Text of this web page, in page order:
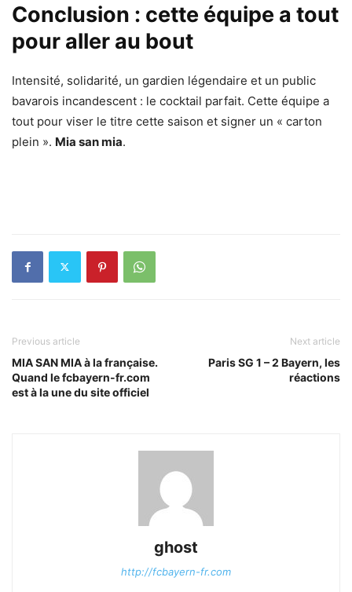
Conclusion : cette équipe a tout
pour aller au bout
Intensité, solidarité, un gardien légendaire et un public
bavarois incandescent : le cocktail parfait. Cette équipe a
tout pour viser le titre cette saison et signer un « carton
plein ». Mia san mia.
Previous article
MIA SAN MIA à la française.
Quand le fcbayern-fr.com
est à la une du site officiel
Next article
Paris SG 1 – 2 Bayern, les
réactions
ghost
http://fcbayern-fr.com